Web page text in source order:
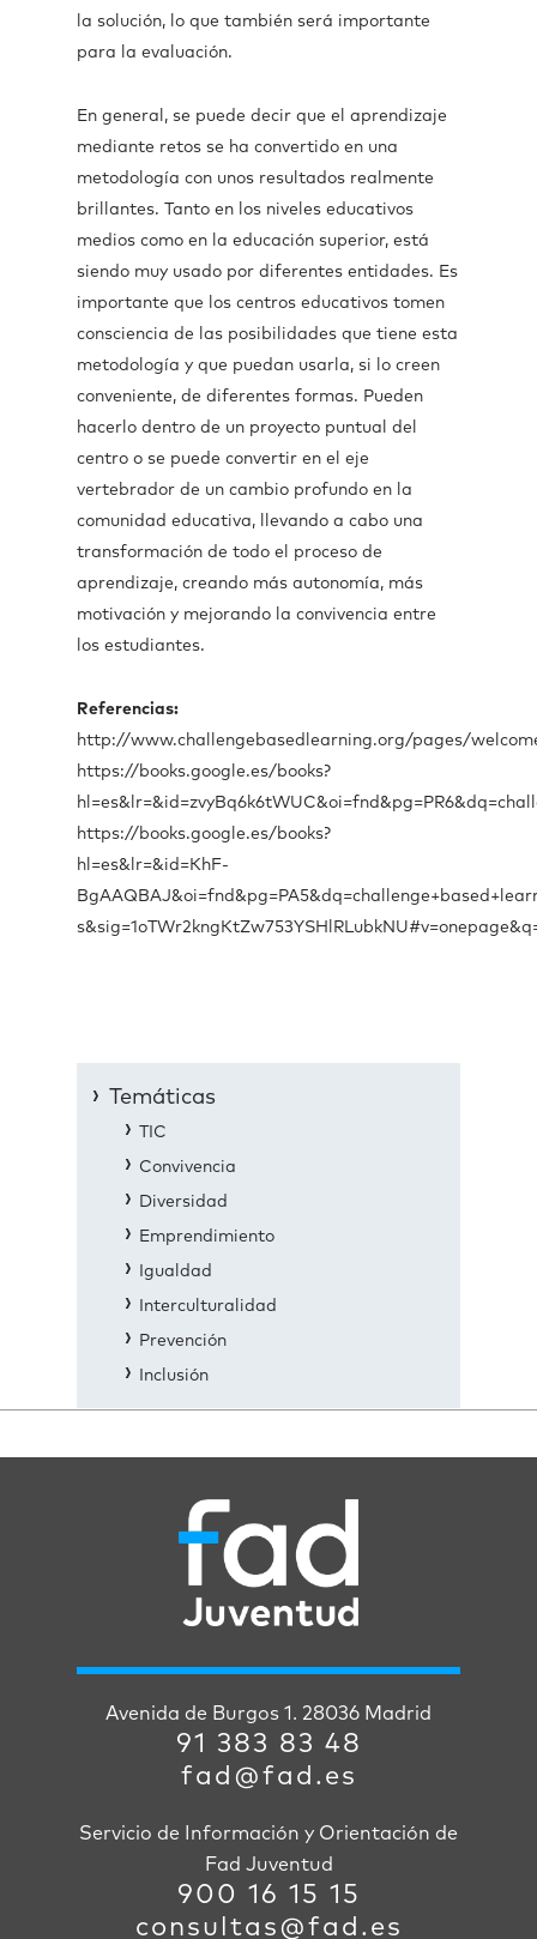
la solución, lo que también será importante
para la evaluación.
En general, se puede decir que el aprendizaje
mediante retos se ha convertido en una
metodología con unos resultados realmente
brillantes. Tanto en los niveles educativos
medios como en la educación superior, está
siendo muy usado por diferentes entidades. Es
importante que los centros educativos tomen
consciencia de las posibilidades que tiene esta
metodología y que puedan usarla, si lo creen
conveniente, de diferentes formas. Pueden
hacerlo dentro de un proyecto puntual del
centro o se puede convertir en el eje
vertebrador de un cambio profundo en la
comunidad educativa, llevando a cabo una
transformación de todo el proceso de
aprendizaje, creando más autonomía, más
motivación y mejorando la convivencia entre
los estudiantes.
Referencias:
http://www.challengebasedlearning.org/pages/
https://books.google.es/books?
https://books.google.es/books?
hl=es&lr=&id=KhF-
Temáticas
TIC
Convivencia
Diversidad
Emprendimiento
Igualdad
Interculturalidad
Prevención
Inclusión
Avenida de Burgos 1. 28036 Madrid
91 383 83 48
fad@fad.es
Servicio de Información y Orientación de
Fad Juventud
900 16 15 15
consultas@fad.es